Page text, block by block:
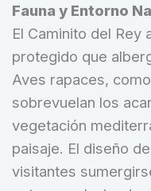
Fauna y Entorno
El Caminito del Rey
protegido que
Aves rapaces,
sobrevuelan los
vegetación
paisaje. El diseño
visitantes